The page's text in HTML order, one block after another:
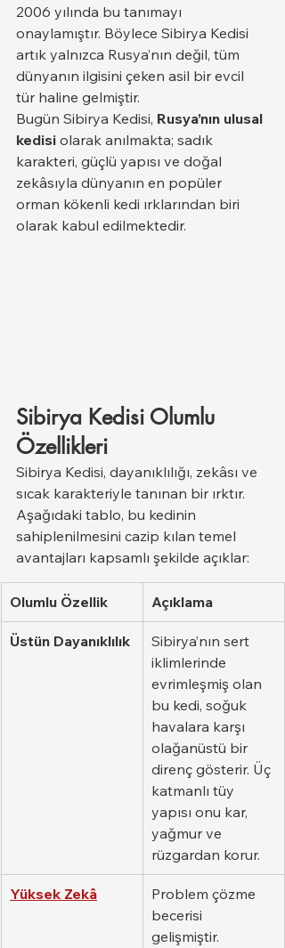
2006 yılında bu tanımayı
onaylamıştır. Böylece Sibirya Kedisi
artık yalnızca Rusya’nın değil, tüm
dünyanın ilgisini çeken asil bir evcil
tür haline gelmiştir.
Bugün Sibirya Kedisi, Rusya’nın ulusal
kedisi olarak anılmakta; sadık
karakteri, güçlü yapısı ve doğal
zekâsıyla dünyanın en popüler
orman kökenli kedi ırklarından biri
olarak kabul edilmektedir.
Sibirya Kedisi Olumlu
Özellikleri
Sibirya Kedisi, dayanıklılığı, zekâsı ve
sıcak karakteriyle tanınan bir ırktır.
Aşağıdaki tablo, bu kedinin
sahiplenilmesini cazip kılan temel
avantajları kapsamlı şekilde açıklar:
Olumlu Özellik Açıklama
Üstün Dayanıklılık
Sibirya’nın sert
iklimlerinde
evrimleşmiş olan
bu kedi, soğuk
havalara karşı
olağanüstü bir
direnç gösterir. Üç
katmanlı tüy
yapısı onu kar,
yağmur ve
rüzgardan korur.
Yüksek Zekâ
Problem çözme
becerisi
gelişmiştir.